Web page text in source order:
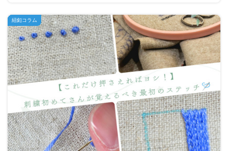
紐釦コラム